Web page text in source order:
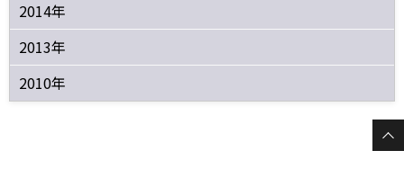
2014年
2013年
2010年